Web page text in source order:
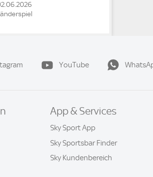
YouTube
App & Services
Sky Sport App
Sky Sportsbar Finder
Sky Kundenbereich